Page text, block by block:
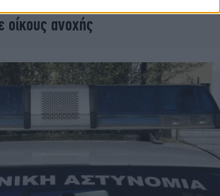
οίκους ανοχής